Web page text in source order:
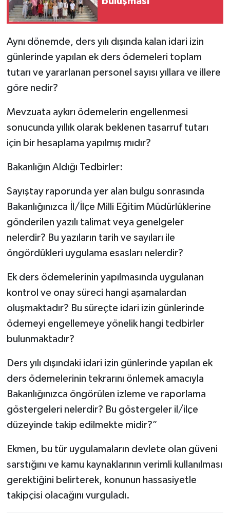
Aynı dönemde, ders yılı dışında kalan idari izin
günlerinde yapılan ek ders ödemeleri toplam
tutarı ve yararlanan personel sayısı yıllara ve illere
göre nedir?
Mevzuata aykırı ödemelerin engellenmesi
sonucunda yıllık olarak beklenen tasarruf tutarı
için bir hesaplama yapılmış mıdır?
Bakanlığın Aldığı Tedbirler:
Sayıştay raporunda yer alan bulgu sonrasında
Bakanlığınızca İl/İlçe Milli Eğitim Müdürlüklerine
gönderilen yazılı talimat veya genelgeler
nelerdir? Bu yazıların tarih ve sayıları ile
öngördükleri uygulama esasları nelerdir?
Ek ders ödemelerinin yapılmasında uygulanan
kontrol ve onay süreci hangi aşamalardan
oluşmaktadır? Bu süreçte idari izin günlerinde
ödemeyi engellemeye yönelik hangi tedbirler
bulunmaktadır?
Ders yılı dışındaki idari izin günlerinde yapılan ek
ders ödemelerinin tekrarını önlemek amacıyla
Bakanlığınızca öngörülen izleme ve raporlama
göstergeleri nelerdir? Bu göstergeler il/ilçe
düzeyinde takip edilmekte midir?”
Ekmen, bu tür uygulamaların devlete olan güveni
sarstığını ve kamu kaynaklarının verimli kullanılması
gerektiğini belirterek, konunun hassasiyetle
takipçisi olacağını vurguladı.